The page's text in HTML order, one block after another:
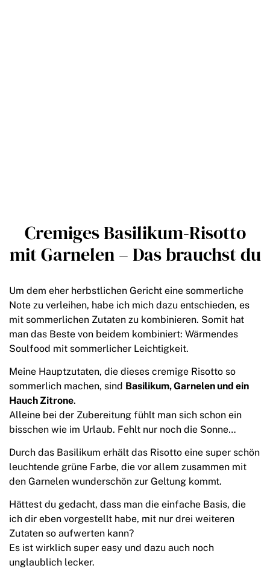
Cremiges Basilikum-Risotto
mit Garnelen – Das brauchst du
Um dem eher herbstlichen Gericht eine sommerliche
Note zu verleihen, habe ich mich dazu entschieden, es
mit sommerlichen Zutaten zu kombinieren. Somit hat
man das Beste von beidem kombiniert: Wärmendes
Soulfood mit sommerlicher Leichtigkeit.
Meine Hauptzutaten, die dieses cremige Risotto so
sommerlich machen, sind Basilikum, Garnelen und ein
Hauch Zitrone.
Alleine bei der Zubereitung fühlt man sich schon ein
bisschen wie im Urlaub. Fehlt nur noch die Sonne…
Durch das Basilikum erhält das Risotto eine super schön
leuchtende grüne Farbe, die vor allem zusammen mit
den Garnelen wunderschön zur Geltung kommt.
Hättest du gedacht, dass man die einfache Basis, die
ich dir eben vorgestellt habe, mit nur drei weiteren
Zutaten so aufwerten kann?
Es ist wirklich super easy und dazu auch noch
unglaublich lecker.